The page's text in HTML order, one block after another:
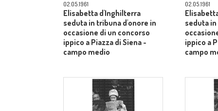
02.05.1961
Elisabetta d'Inghilterra
seduta in tribuna d'onore in
occasione di un concorso
ippico a Piazza di Siena -
campo medio
02.05.1961
seduta
ippico a
campo